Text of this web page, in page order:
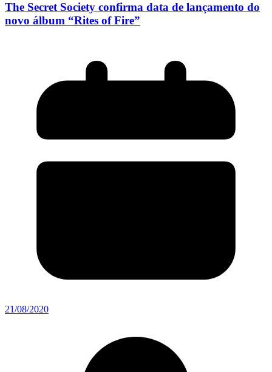
The Secret Society confirma data de lançamento do
novo álbum “Rites of Fire”
21/08/2020